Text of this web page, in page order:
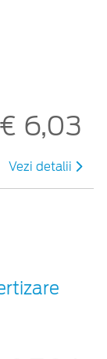
€ 6,03
Vezi detalii